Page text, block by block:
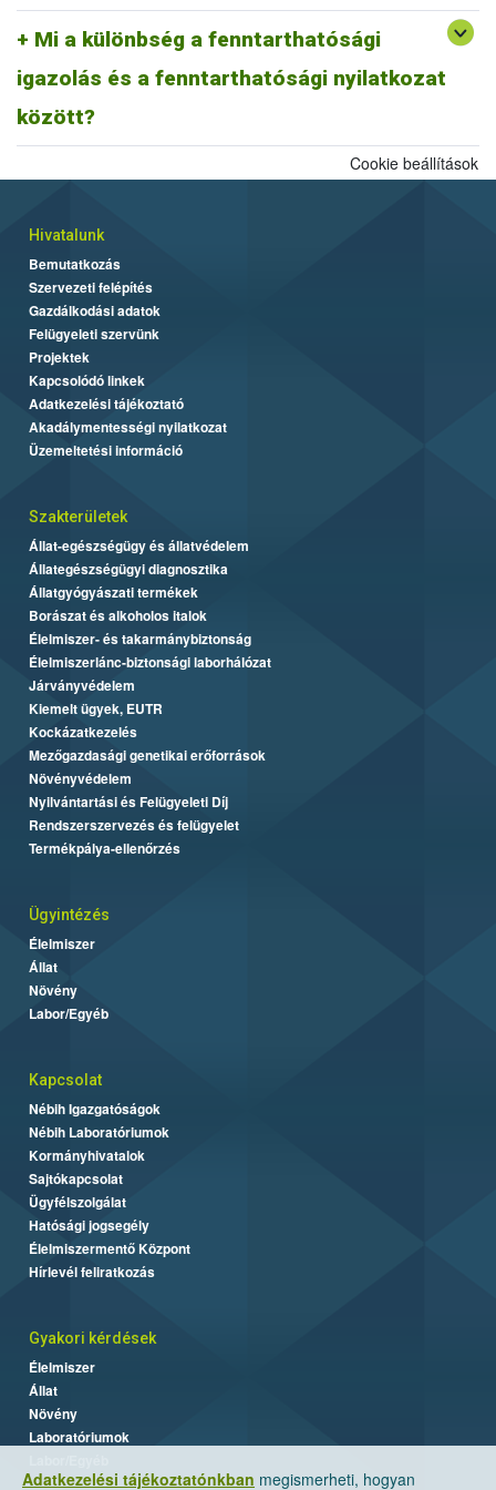
Mi a különbség a fenntarthatósági
igazolás és a fenntarthatósági nyilatkozat
között?
A fentiek alapján fenntarthatósági nyilatkozatnak minősül a
biomassza igazolás is, ahogyan egy ISCC farm nyilatkozat is,
más tagállami fenntarthatósági rendszer szerinti fenntarthatósági
dokumentum is.
Adatkezelési tájékoztatónkban megismerheti, hogyan
Cookie beállítások
Hivatalunk
Bemutatkozás
Szervezeti felépítés
Gazdálkodási adatok
Felügyeleti szervünk
Projektek
Kapcsolódó linkek
Adatkezelési tájékoztató
Akadálymentességi nyilatkozat
Üzemeltetési információ
Szakterületek
Állat-egészségügy és állatvédelem
Állategészségügyi diagnosztika
Állatgyógyászati termékek
Borászat és alkoholos italok
Élelmiszer- és takarmánybiztonság
Élelmiszerlánc-biztonsági laborhálózat
Járványvédelem
Kiemelt ügyek, EUTR
Kockázatkezelés
Mezőgazdasági genetikai erőforrások
Növényvédelem
Nyilvántartási és Felügyeleti Díj
Rendszerszervezés és felügyelet
Termékpálya-ellenőrzés
Ügyintézés
Élelmiszer
Állat
Növény
Labor/Egyéb
Kapcsolat
Nébih Igazgatóságok
Nébih Laboratóriumok
Kormányhivatalok
Sajtókapcsolat
Ügyfélszolgálat
Hatósági jogsegély
Élelmiszermentő Központ
Hírlevél feliratkozás
Gyakori kérdések
Élelmiszer
Állat
Növény
Laboratóriumok